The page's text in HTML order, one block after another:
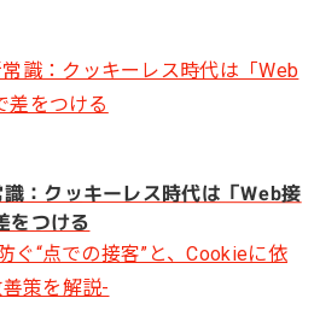
：クッキーレス時代は「Web接
をつける
ぐ“点での接客”と、Cookieに依
策を解説-